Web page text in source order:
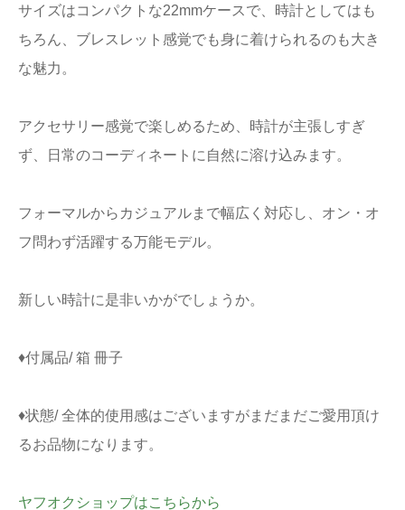
サイズはコンパクトな22mmケースで、時計としてはも
ちろん、ブレスレット感覚でも身に着けられるのも大き
な魅力。
アクセサリー感覚で楽しめるため、時計が主張しすぎ
ず、日常のコーディネートに自然に溶け込みます。
フォーマルからカジュアルまで幅広く対応し、オン・オ
フ問わず活躍する万能モデル。
新しい時計に是非いかがでしょうか。
♦付属品/ 箱 冊子
♦状態/ 全体的使用感はございますがまだまだご愛用頂け
るお品物になります。
ヤフオクショップはこちらから